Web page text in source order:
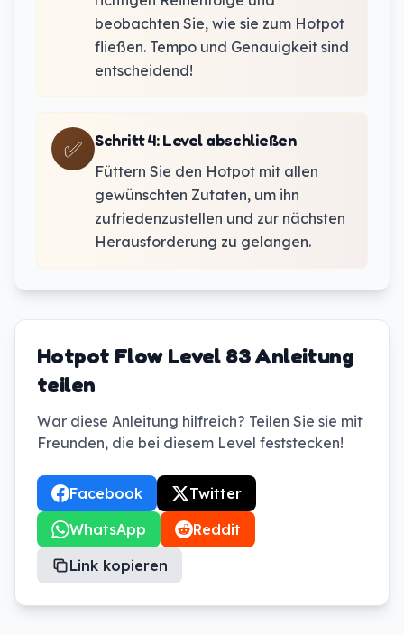
beobachten Sie, wie sie zum Hotpot
fließen. Tempo und Genauigkeit sind
entscheidend!
✅ Schritt 4:Level abschließen
Füttern Sie den Hotpot mit allen
gewünschten Zutaten, um ihn
zufriedenzustellen und zur nächsten
Herausforderung zu gelangen.
Hotpot Flow Level 83 Anleitung
teilen
War diese Anleitung hilfreich? Teilen Sie sie mit
Freunden, die bei diesem Level feststecken!
Facebook
Twitter
WhatsApp
Reddit
Link kopieren